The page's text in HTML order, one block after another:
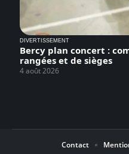
DIVERTISSEMENT
Bercy plan concert :
rangées et de sièges
4 août 2026
Contact